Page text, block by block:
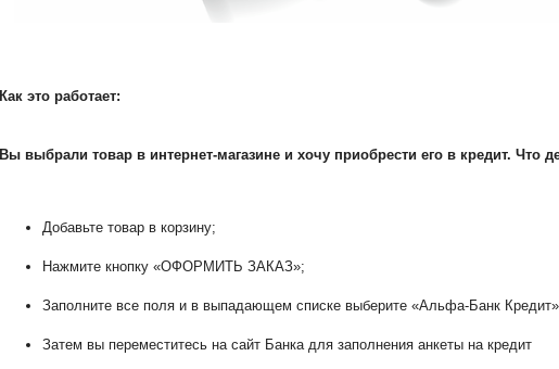
Как это работает:
Вы выбрали товар в интернет-магазине и хочу приобрести его в кредит. Что
Добавьте товар в корзину;
Нажмите кнопку «ОФОРМИТЬ ЗАКАЗ»;
Заполните все поля и в выпадающем списке выберите «Альфа-Банк
Затем вы переместитесь на сайт Банка для заполнения анкеты на кредит